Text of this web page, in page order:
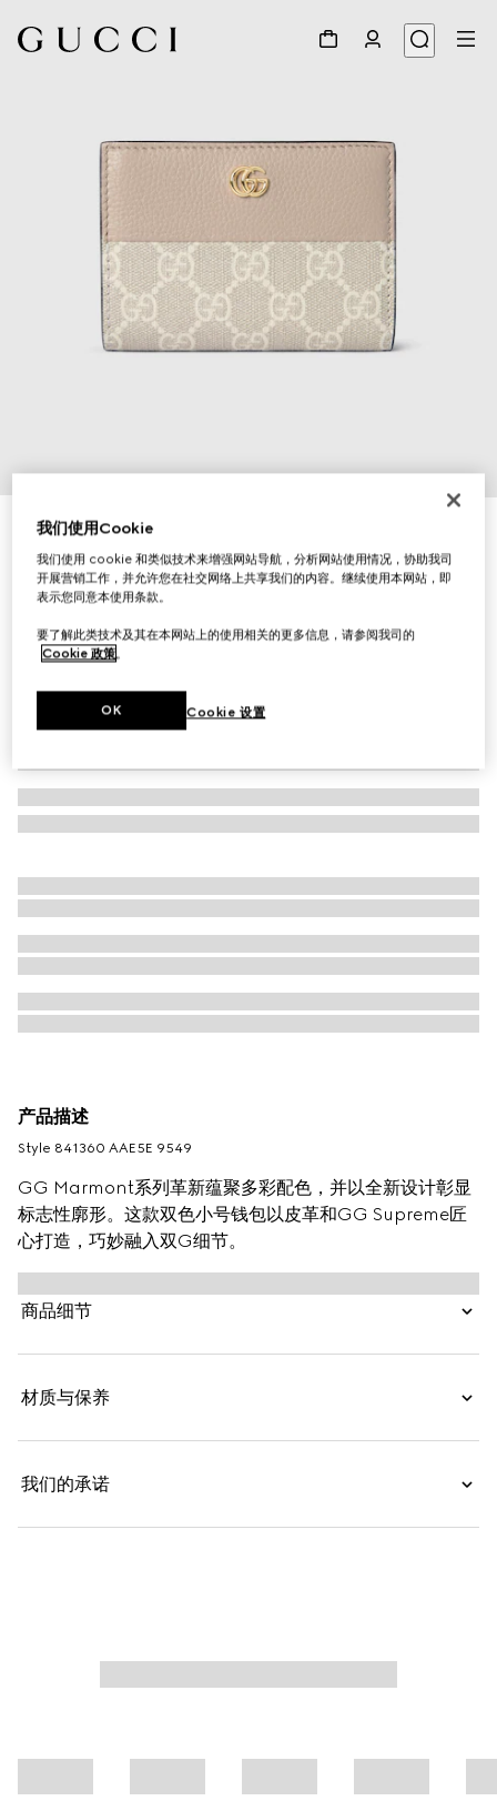
首字母个性化定制
双色GG Marmont系列小号钱包
A$1,000
相关款式米色和白色GG Supreme帆布
产品描述
Style ‎841360 AAE5E 9549
GG Marmont系列革新蕴聚多彩配色，并以全新设计彰显
标志性廓形。这款双色小号钱包以皮革和GG Supreme匠
心打造，巧妙融入双G细节。
商品细节
材质与保养
我们的承诺
我们使用Cookie
我们使用 cookie 和类似技术来增强网站导航，分析网站使用情况，协助我司
开展营销工作，并允许您在社交网络上共享我们的内容。继续使用本网站，即
表示您同意本使用条款。
要了解此类技术及其在本网站上的使用相关的更多信息，请参阅我司的
Cookie 政策。
Cookie 设置
OK